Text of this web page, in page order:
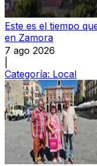
Este es el tiempo
en Zamora
7 ago 2026
Categoría: Local